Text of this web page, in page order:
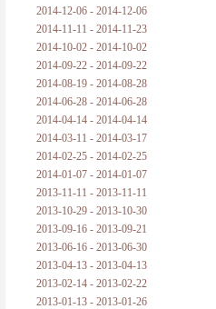
2014-12-06 - 2014-12-06
2014-11-11 - 2014-11-23
2014-10-02 - 2014-10-02
2014-09-22 - 2014-09-22
2014-08-19 - 2014-08-28
2014-06-28 - 2014-06-28
2014-04-14 - 2014-04-14
2014-03-11 - 2014-03-17
2014-02-25 - 2014-02-25
2014-01-07 - 2014-01-07
2013-11-11 - 2013-11-11
2013-10-29 - 2013-10-30
2013-09-16 - 2013-09-21
2013-06-16 - 2013-06-30
2013-04-13 - 2013-04-13
2013-02-14 - 2013-02-22
2013-01-13 - 2013-01-26